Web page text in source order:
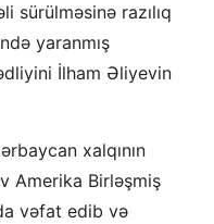
sürülməsinə razılıq
yaranmış
İlham Əliyevin
xalqının
Amerika Birləşmiş
vəfat edib və